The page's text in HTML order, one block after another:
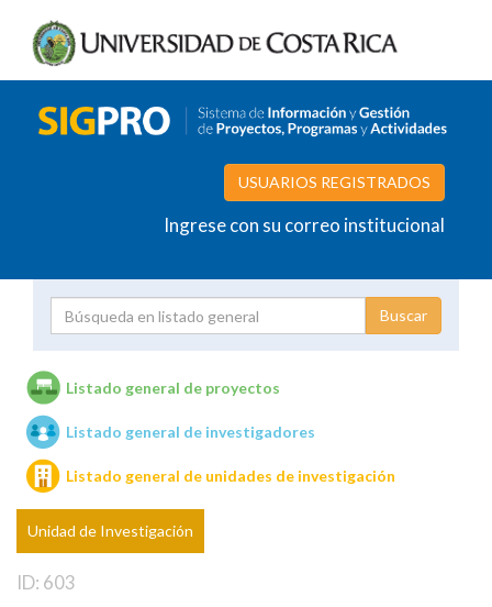
USUARIOS REGISTRADOS
Ingrese con su correo institucional
Unidades de investigación
Listado general de proyectos
Listado general de investigadores
Listado general de unidades de investigación
Unidad de Investigación
ID: 603